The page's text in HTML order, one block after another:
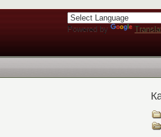
Powered by